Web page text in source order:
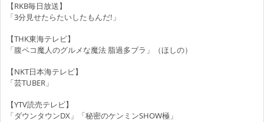
【RKB毎日放送】
「3分見せたらたいしたもんだ!」
【THK東海テレビ】
「腹ペコ魔人のグルメな魔法 脂過多ブラ」（ほしの）
【NKT日本海テレビ】
「芸TUBER」
【YTV読売テレビ】
「ダウンタウンDX」「秘密のケンミンSHOW極」